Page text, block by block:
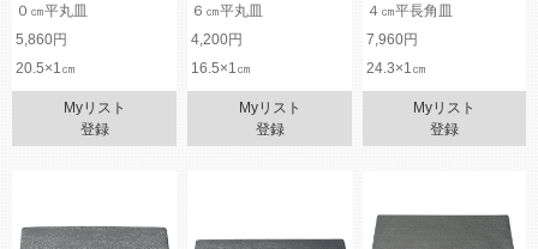
０㎝平丸皿
６㎝平丸皿
４㎝平長角皿
5,860円
4,200円
7,960円
20.5×1㎝
16.5×1㎝ 24.3×1㎝
Myリスト
登録
Myリスト
登録
Myリスト
登録